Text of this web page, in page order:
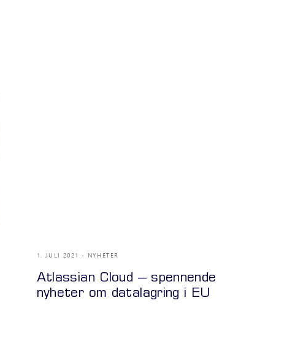
1. JULI 2021 NYHETER
Atlassian Cloud – spennende
nyheter om datalagring i EU